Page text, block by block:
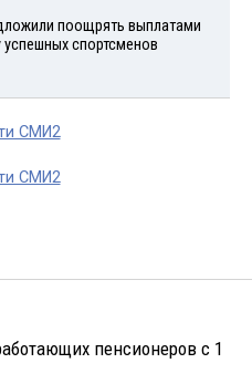
поощрять выплатами
успешных спортсменов
СМИ2
СМИ2
пенсионеров с 1